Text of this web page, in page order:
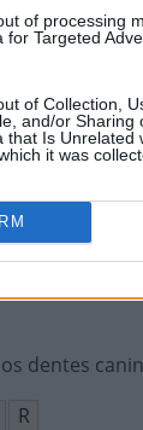
of processing
for Targeted
of Collection,
and/or Sharing
that Is Unrelated
it was
R
disponível
A
R
biografia
da Globo;
dentes
R